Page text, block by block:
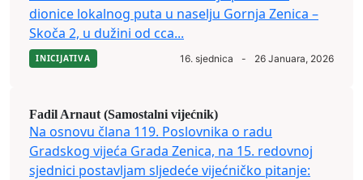
dionice lokalnog puta u naselju Gornja Zenica –
Skoča 2, u dužini od cca...
INICIJATIVA 16. sjednica - 26 Januara, 2026
Fadil Arnaut (Samostalni vijećnik)
Na osnovu člana 119. Poslovnika o radu
Gradskog vijeća Grada Zenica, na 15. redovnoj
sjednici postavljam sljedeće vijećničko pitanje: